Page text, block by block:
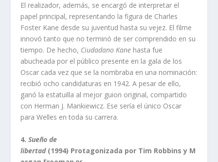
El realizador, además, se encargó de interpretar el
papel principal, representando la figura de Charles
Foster Kane desde su juventud hasta su vejez. El filme
innovó tanto que no terminó de ser comprendido en su
tiempo. De hecho, Ciudadano Kane hasta fue
abucheada por el público presente en la gala de los
Oscar cada vez que se la nombraba en una nominación:
recibió ocho candidaturas en 1942. A pesar de ello,
ganó la estatuilla al mejor guion original, compartido
con Herman J. Mankiewicz. Ese sería el único Oscar
para Welles en toda su carrera.
4.Sueño de
libertad(1994) Protagonizada por Tim Robbins y M